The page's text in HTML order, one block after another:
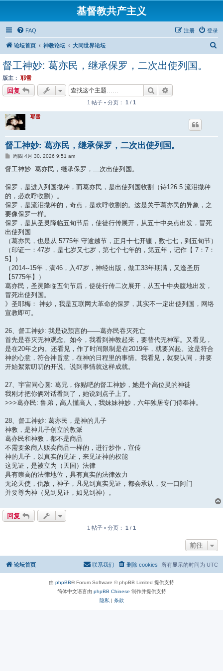
基督教共产主义
FAQ 登录
注册
论坛首页 神教论坛 大同世界论坛
督工神妙: 葛亦民，继承保罗，二次出使列国。
版主： 耶雪
回复 搜索
1 帖子 • 分页： 1 / 1
耶雪
督工神妙: 葛亦民，继承保罗，二次出使列国。
帖周四 4月 30, 2026 9:51 am
督工神妙: 葛亦民，继承保罗，二次出使列国。
保罗，是进入列国撒种，而葛亦民，是出使列国收割（诗126:5 流泪撒种
的，必欢呼收割）。
保罗，是流泪撒种的，奇点，是欢呼收割的。这是关于葛亦民的异象，之
要像保罗一样。
保罗，是从圣灵降临五旬节后，使徒行传展开，从五十中央点出发，冒死
出使列国
（葛亦民，也是从 5775年 守逾越节，正月十七开镰，数七七，到五旬节）
（印证一：47岁，是七岁又七岁，第七个七年的，第五年，记作【 7：7：
5】）
（2014--15年，满46，入47岁，神经出版，做工33年期满，又逢圣历
【5775年】）
葛亦民，圣灵降临五旬节后，使徒行传二次展开，从五十中央腹地出发，
冒死出使列国。
》圣耶梅： 神妙，我是互联网大革命的保罗，其实不一定出使列国，网络
宣教即可。
26、督工神妙: 我是说预言的——葛亦民吞灭死亡
首先是吞灭无神观念。如今，我看到神教起来，要替代无神军。又看见，
是在20年之内。还看见，作了时间限制是在2019年，就要兴起。这是符合
神的心意，符合神旨意，在神的日程里的事情。我看见，就要认同，并要
开始絮絮叨叨的开说。说到事情就这样成就。
27、宇宙同心圆: 葛兄，你贴吧的督工神妙，她是个高位灵的神徒
我刚才把你俩对话看到了，她说到点子上了。
>>>葛亦民: 鲁弟，高人懂高人，我妹妹神妙，六年独居专门侍奉神。
28、督工神妙: 葛亦民，是神的儿子
神教，是神儿子创立的教派
葛亦民和神教，都不是商品
不需要象商人贩卖商品一样的，进行炒作，宣传
神的儿子，以真实的见证，来见证神的权能
这见证，是被立为（天国）法律
具有崇高的法律地位，具有真实的法律效力
无论天使，仇敌，神子，凡见到真实见证，都会承认，要一口阿门
并要尊为神（见到见证，如见到神）。
回复
1 帖子 • 分页： 1 / 1
前往
论坛首页 所有显示的时间为 UTC
删除 cookies
联系我们
由 phpBB® Forum Software © phpBB Limited 提供支持
简体中文语言由 phpBB Chinese 制作并提供支持
隐私 | 条款